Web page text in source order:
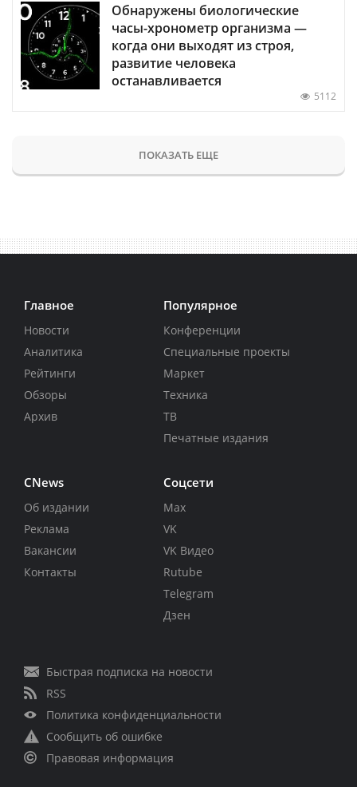
Обнаружены биологические
часы-хронометр организма —
когда они выходят из строя,
развитие человека
останавливается
5112
ПОКАЗАТЬ ЕЩЕ
Главное
Новости
Аналитика
Рейтинги
Обзоры
Архив
Популярное
Конференции
Специальные проекты
Маркет
Техника
ТВ
Печатные издания
CNews
Об издании
Реклама
Вакансии
Контакты
Соцсети
Max
VK
VK Видео
Rutube
Telegram
Дзен
Быстрая подписка на новости
RSS
Политика конфиденциальности
Сообщить об ошибке
Правовая информация